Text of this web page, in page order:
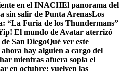
en el INACHEl panorama del
sin salir de Punta ArenasLos
“La Furia de los Thundermans”
El mundo de Avatar aterrizó
San DiegoQué ver este
hay alguien a cargo del
mientras afuera sopla el
en octubre: vuelven las